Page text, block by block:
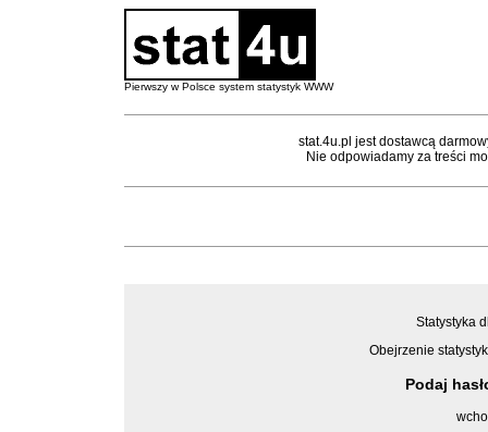
Pierwszy w Polsce system statystyk WWW
stat.4u.pl jest dostawcą
Nie odpowiadamy za treści
Statystyka
Obejrzenie
Podaj